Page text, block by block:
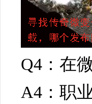
Q4：在
A4：职